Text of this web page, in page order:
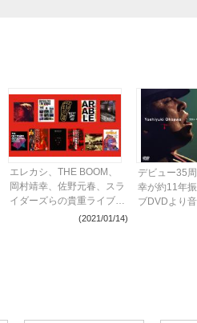
エレカシ、THE BOOM、
岡村靖幸、佐野元春、スラ
イダーズらの貴重ライブ映
像＆MVを無料配信(2021/01/14)
デビュー35
幸が約11年
ブDVDより
でライブア